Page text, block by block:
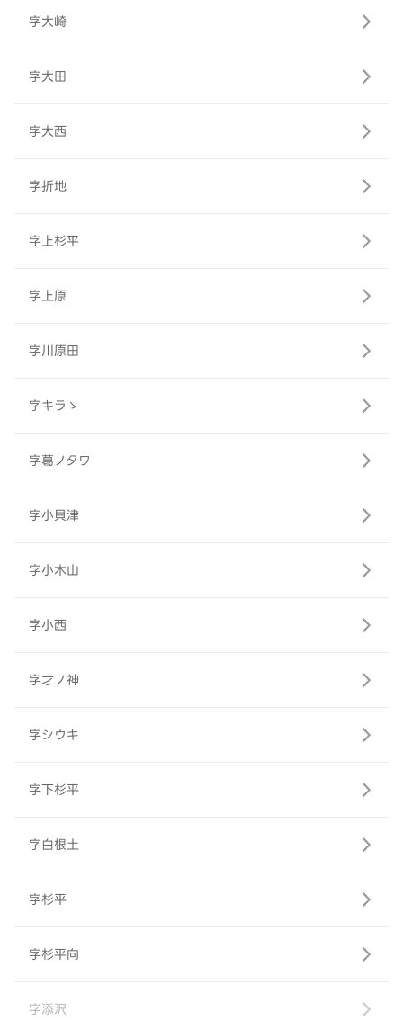
字大崎
字大田
字大西
字折地
字上杉平
字上原
字川原田
字キラゝ
字葛ノタワ
字小貝津
字小木山
字小西
字才ノ神
字シウキ
字下杉平
字白根土
字杉平
字杉平向
字添沢